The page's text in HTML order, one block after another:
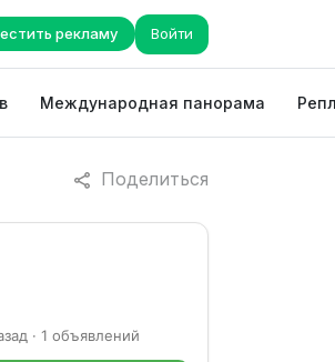
рекламу Войти
Международная панорама
Поделиться
· 1 объявлений